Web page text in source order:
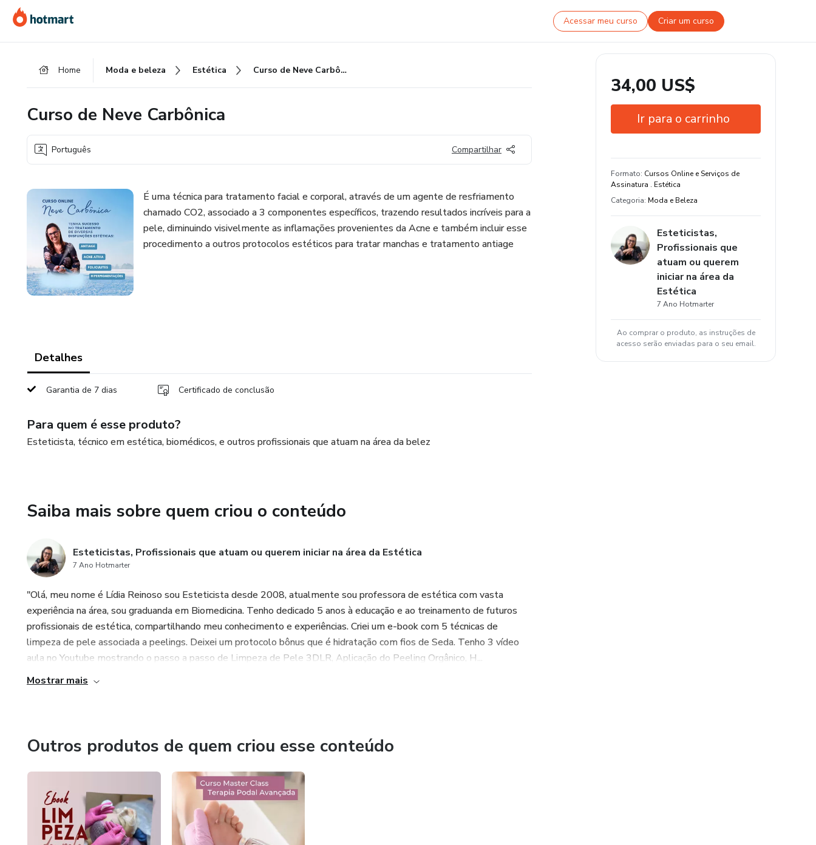
para
o
para
o
para
o
Acessar meu curso Criar um curso
Home Moda e beleza Estética Curso de Neve Carbônica
Curso de Neve Carbônica
Português Compartilhar
É uma técnica para tratamento facial e corporal, através de um agente de resfriamento
chamado CO2, associado a 3 componentes específicos, trazendo resultados incríveis para a
pele, diminuindo visivelmente as inflamações provenientes da Acne e também incluir esse
procedimento a outros protocolos estéticos para tratar manchas e tratamento antiage
Detalhes
Garantia de 7 dias Certificado de conclusão
Para quem é esse produto?
Esteticista, técnico em estética, biomédicos, e outros profissionais que atuam na área da belez
Saiba mais sobre quem criou o conteúdo
Esteticistas, Profissionais que atuam ou querem iniciar na área da Estética
7 Ano Hotmarter
"Olá, meu nome é Lídia Reinoso sou Esteticista desde 2008, atualmente sou professora de estética com vasta
experiência na área, sou graduanda em Biomedicina. Tenho dedicado 5 anos à educação e ao treinamento de futuros
profissionais de estética, compartilhando meu conhecimento e experiências. Criei um e-book com 5 técnicas de
limpeza de pele associada a peelings. Deixei um protocolo bônus que é hidratação com fios de Seda. Tenho 3 vídeo
aula no Youtube mostrando o passo a passo de Limpeza de Pele 3DLR, Aplicação do Peeling Orgânico, H...
Mostrar mais
Outros produtos de quem criou esse conteúdo
34,00 US$
Ir para o carrinho
Certificado de conclusão
Formato: Cursos Online e Serviços de
Assinatura . Estética
Categoria: Moda e Beleza
Esteticistas,
Profissionais que
atuam ou querem
iniciar na área da
Estética
7 Ano Hotmarter
Ao comprar o produto, as instruções de
acesso serão enviadas para o seu email.